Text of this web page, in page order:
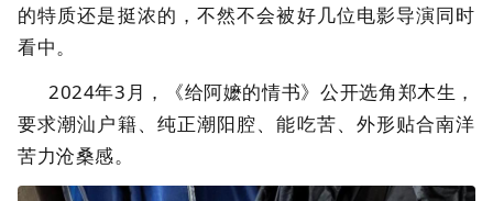
的特质还是挺浓的，不然不会被好几位电影导演同时
看中。
2024年3月，《给阿嬷的情书》公开选角郑木生，
要求潮汕户籍、纯正潮阳腔、能吃苦、外形贴合南洋
苦力沧桑感。